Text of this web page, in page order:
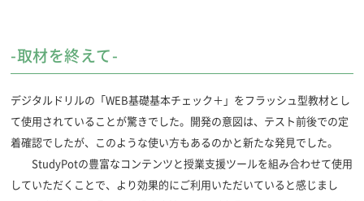
-取材を終えて-
デジタルドリルの「WEB基礎基本チェック＋」をフラッシュ型教材とし
て使用されていることが驚きでした。開発の意図は、テスト前後での定
着確認でしたが、このような使い方もあるのかと新たな発見でした。
StudyPotの豊富なコンテンツと授業支援ツールを組み合わせて使用
していただくことで、より効果的にご利用いただいていると感じまし